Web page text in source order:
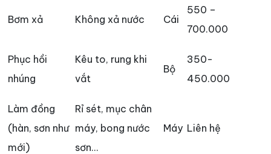
Bơm xả Không xả nước Cái
550 –
700.000
Phục hồi
nhúng
Kêu to, rung khi
vắt
Bộ
350-
450.000
Làm đồng
(hàn, sơn như
mới)
Rỉ sét, mục chân
máy, bong nước
sơn…
Máy Liên hệ